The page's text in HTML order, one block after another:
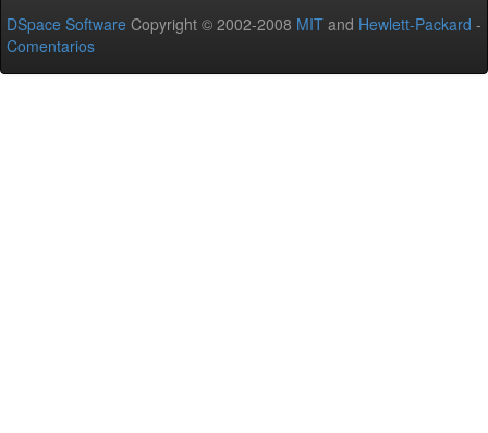
DSpace Software Copyright © 2002-2008 MIT and Hewlett-Packard -
Comentarios